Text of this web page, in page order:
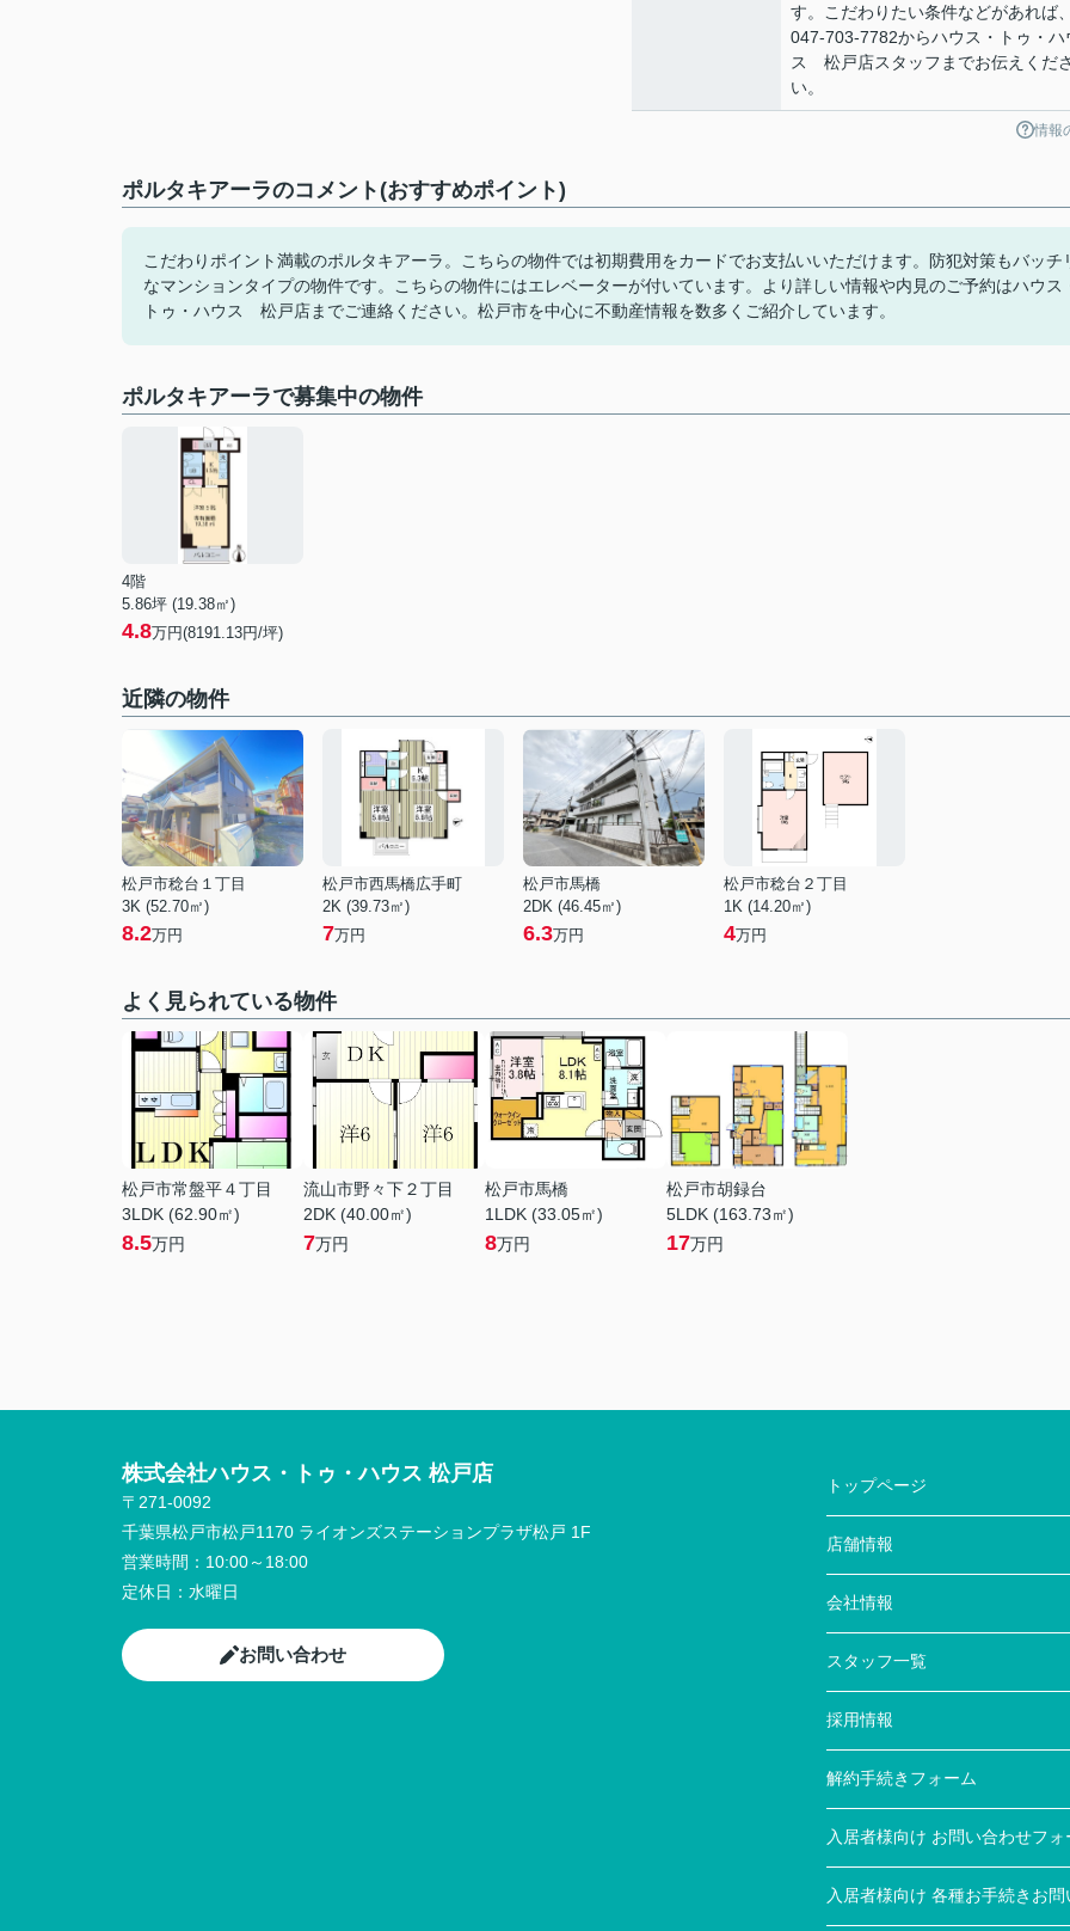
す。こだわりたい条件などがあれば、
047-703-7782からハウス・トゥ・ハ
ス 松戸店スタッフまでお伝えくださ
い。
情報
ポルタキアーラのコメント(おすすめポイント)
こだわりポイント満載のポルタキアーラ。こちらの物件では初期費用をカードでお支払いいただけます。防犯対策もバッチ
なマンションタイプの物件です。こちらの物件にはエレベーターが付いています。より詳しい情報や内見のご予約はハウス
トゥ・ハウス 松戸店までご連絡ください。松戸市を中心に不動産情報を数多くご紹介しています。
ポルタキアーラで募集中の物件
4階
5.86坪 (19.38㎡)
4.8万円(8191.13円/坪)
近隣の物件
松戸市稔台１丁目
3K (52.70㎡)
8.2万円
松戸市西馬橋広手町
2K (39.73㎡)
7万円
松戸市馬橋
2DK (46.45㎡)
6.3万円
松戸市稔台２丁目
1K (14.20㎡)
4万円
よく見られている物件
松戸市常盤平４丁目
3LDK (62.90㎡)
8.5万円
流山市野々下２丁目
2DK (40.00㎡)
7万円
松戸市馬橋
1LDK (33.05㎡)
8万円
松戸市胡録台
5LDK (163.73㎡)
17万円
株式会社ハウス・トゥ・ハウス 松戸店
〒271-0092
千葉県松戸市松戸1170 ライオンズステーションプラザ松戸 1F
営業時間： 10:00～18:00
定休日： 水曜日
お問い合わせ
トップページ
店舗情報
会社情報
スタッフ一覧
採用情報
解約手続きフォーム
入居者様向け お問い合わせフォ
入居者様向け 各種お手続きお